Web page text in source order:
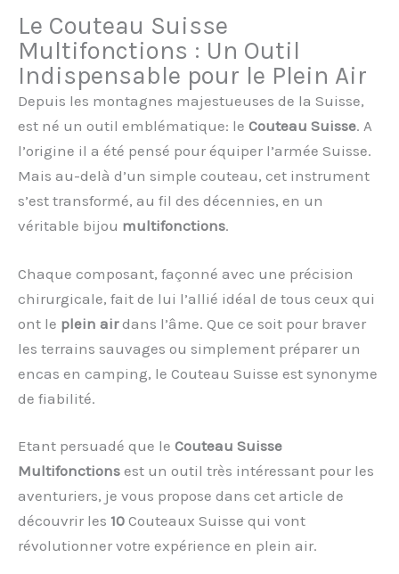
Le Couteau Suisse
Multifonctions : Un Outil
Indispensable pour le Plein Air
Depuis les montagnes majestueuses de la Suisse,
est né un outil emblématique: le Couteau Suisse. A
l’origine il a été pensé pour équiper l’armée Suisse.
Mais au-delà d’un simple couteau, cet instrument
s’est transformé, au fil des décennies, en un
véritable bijou multifonctions.
Chaque composant, façonné avec une précision
chirurgicale, fait de lui l’allié idéal de tous ceux qui
ont le plein airdans l’âme. Que ce soit pour braver
les terrains sauvages ou simplement préparer un
encas en camping, le Couteau Suisse est synonyme
de fiabilité.
Etant persuadé que le Couteau Suisse
Multifonctions est un outil très intéressant pour les
aventuriers, je vous propose dans cet article de
découvrir les 10 Couteaux Suisse qui vont
révolutionner votre expérience en plein air.